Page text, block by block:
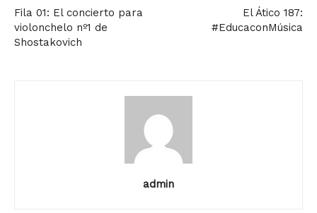
Fila 01: El concierto para
violonchelo nº1 de
Shostakovich
El Ático 187:
#EducaconMúsica
admin